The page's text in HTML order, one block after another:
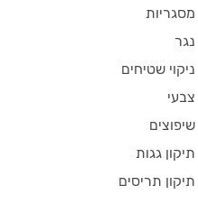
מסגריות
נגר
ניקוי שטיחים
צבעי
שיפוצים
תיקון גגות
תיקון תריסים